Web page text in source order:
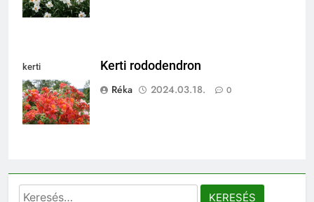
kerti
rododendron
Kerti rododendron
Réka
2024.03.18. 0
Keresés: